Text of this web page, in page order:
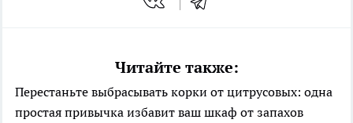
Читайте также:
Перестаньте выбрасывать корки от цитрусовых: одна
простая привычка избавит ваш шкаф от запахов